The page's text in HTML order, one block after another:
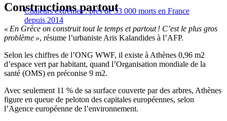
Chaleurs extrêmes : près de 33 000 morts en France
depuis 2014
Constructions partout
« En Grèce on construit tout le temps et partout ! C’est le plus gros
problème », résume l’urbaniste Aris Kalandides à l’AFP.
Selon les chiffres de l’ONG WWF, il existe à Athènes 0,96 m2
d’espace vert par habitant, quand l’Organisation mondiale de la
santé (OMS) en préconise 9 m2.
Avec seulement 11 % de sa surface couverte par des arbres, Athènes
figure en queue de peloton des capitales européennes, selon
l’Agence européenne de l’environnement.